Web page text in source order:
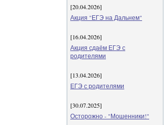
[20.04.2026]
Акция "ЕГЭ на Дальнем"
[16.04.2026]
Акция сдаём ЕГЭ с
родителями
[13.04.2026]
ЕГЭ с родителями
[30.07.2025]
Осторожно - "Мошенники!"